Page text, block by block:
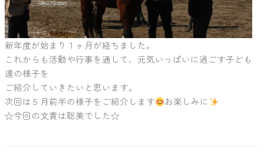
新年度が始まり１ヶ月が経ちました。
これからも活動や行事を通して、元気いっぱいに過ごす子ども
達の様子を
ご紹介していきたいと思います。
次回は５月前半の様子をご紹介します
お楽しみに
☆今回の文責は聡美でした☆